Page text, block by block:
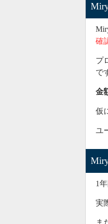
確
プ
で
金
仮
ユ
1
実
ま